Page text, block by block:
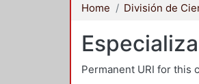
Home
Permanent URI for this